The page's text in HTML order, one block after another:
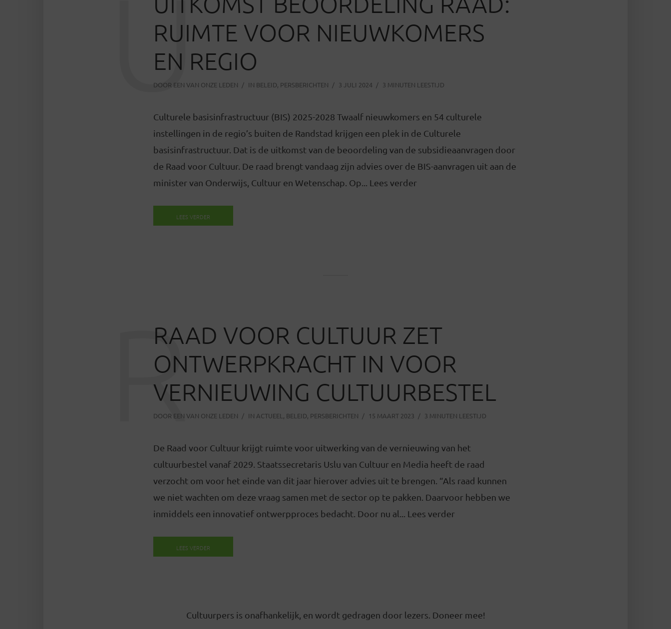
RUIMTE VOOR NIEUWKOMERS
EN REGIO
DOOR EEN VAN ONZE LEDEN IN BELEID, PERSBERICHTEN 3 JULI 2024 3 MINUTEN LEESTIJD
U
Culturele basisinfrastructuur (BIS) 2025-2028 Twaalf nieuwkomers en 54 culturele
instellingen in de regio’s buiten de Randstad krijgen een plek in de Culturele
basisinfrastructuur. Dat is de uitkomst van de beoordeling van de subsidieaanvragen door
de Raad voor Cultuur. De raad brengt vandaag zijn advies over de BIS-aanvragen uit aan de
minister van Onderwijs, Cultuur en Wetenschap. Op... Lees verder
LEES VERDER
RAAD VOOR CULTUUR ZET
ONTWERPKRACHT IN VOOR
VERNIEUWING CULTUURBESTEL
DOOR EEN VAN ONZE LEDEN IN ACTUEEL , BELEID, PERSBERICHTEN 15 MAART 2023 3 MINUTEN LEESTIJD
R
De Raad voor Cultuur krijgt ruimte voor uitwerking van de vernieuwing van het
cultuurbestel vanaf 2029. Staatssecretaris Uslu van Cultuur en Media heeft de raad
verzocht om voor het einde van dit jaar hierover advies uit te brengen. “Als raad kunnen
we niet wachten om deze vraag samen met de sector op te pakken. Daarvoor hebben we
inmiddels een innovatief ontwerpproces bedacht. Door nu al... Lees verder
LEES VERDER
Cultuurpers is onafhankelijk, en wordt gedragen door lezers. Doneer mee!